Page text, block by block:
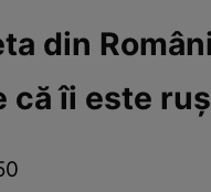
RomâniaChefi la
din
că îi este